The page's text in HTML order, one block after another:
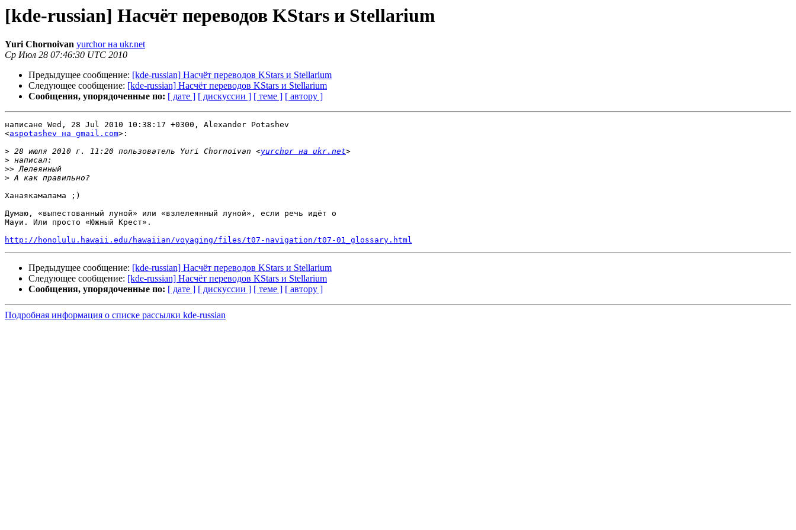
[kde-russian] Насчёт переводов KStars и Stellarium
Yuri Chornoivan yurchor на ukr.net
Ср Июл 28 07:46:30 UTC 2010
Предыдущее сообщение: [kde-russian] Насчёт переводов KStars и Stellarium
Следующее сообщение: [kde-russian] Насчёт переводов KStars и Stellarium
Сообщения, упорядоченные по: [ дате ] [ дискуссии ] [ теме ] [ автору ]
написане Wed, 28 Jul 2010 10:38:17 +0300, Alexander Potashev
<aspotashev на gmail.com>:
> 28 июля 2010 г. 11:20 пользователь Yuri Chornoivan <yurchor на ukr.net
>
>>
>
Ханаякамалама ;)
Думаю, «выпестованный луной» или «взлелеянный луной», если речь идёт о
Мауи. Или просто «Южный Крест».
http://honolulu.hawaii.edu/hawaiian/voyaging/files/t07-navigation/t07-01_glossary.html
Предыдущее сообщение: [kde-russian] Насчёт переводов KStars и Stellarium
Следующее сообщение: [kde-russian] Насчёт переводов KStars и Stellarium
Сообщения, упорядоченные по: [ дате ] [ дискуссии ] [ теме ] [ автору ]
Подробная информация о списке рассылки kde-russian